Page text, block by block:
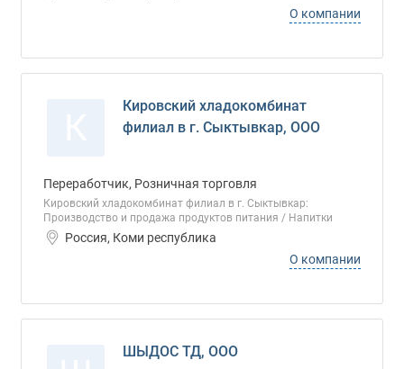
О компании
Кировский хладокомбинат
филиал в г. Сыктывкар, ООО
Переработчик, Розничная торговля
Кировский хладокомбинат филиал в г. Сыктывкар:
Производство и продажа продуктов питания / Напитки
Россия, Коми республика
О компании
ШЫДОС ТД, ООО